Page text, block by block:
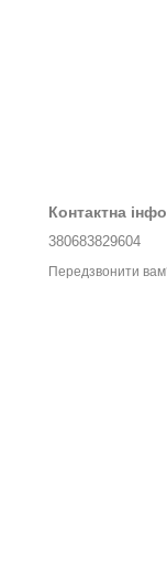
Контактна
380683829604
Передзвонити